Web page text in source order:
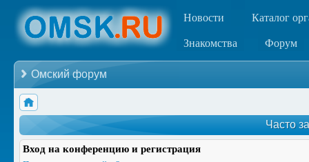
Новости Каталог
Знакомства Форум
Омский форум
Часто
Вход на конференцию и регистрация